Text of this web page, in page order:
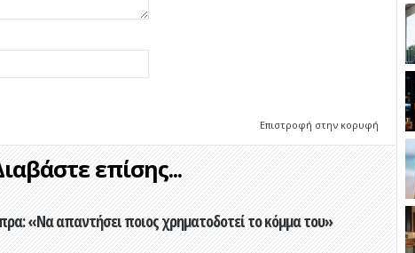
Επιστροφή στην κορυφή
επίσης...
«Να απαντήσει ποιος χρηματοδοτεί το κόμμα του»